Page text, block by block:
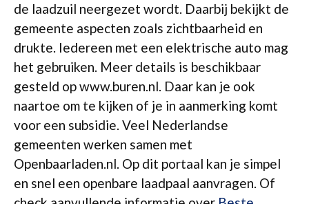
de laadzuil neergezet wordt. Daarbij bekijkt de
gemeente aspecten zoals zichtbaarheid en
drukte. Iedereen met een elektrische auto mag
het gebruiken. Meer details is beschikbaar
gesteld op www.buren.nl. Daar kan je ook
naartoe om te kijken of je in aanmerking komt
voor een subsidie. Veel Nederlandse
gemeenten werken samen met
Openbaarladen.nl. Op dit portaal kan je simpel
en snel een openbare laadpaal aanvragen. Of